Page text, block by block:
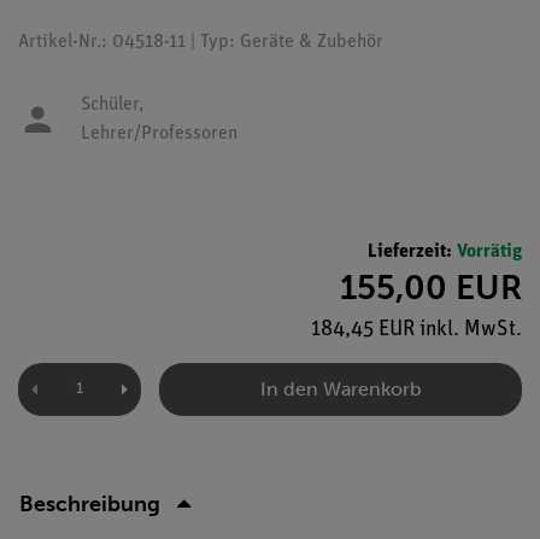
Artikel-Nr.: 04518-11 | Typ: Geräte & Zubehör
Schüler,
Lehrer/Professoren
Lieferzeit: Vorrätig
155,00 EUR
184,45 EUR inkl. MwSt.
In den Warenkorb
Beschreibung